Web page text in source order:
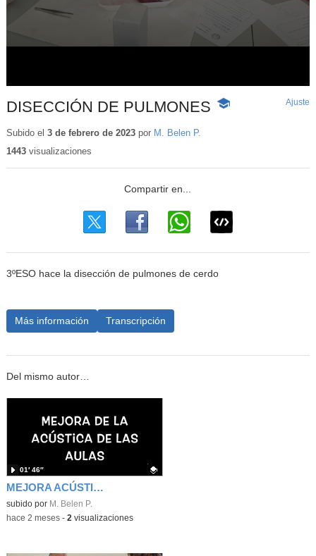
DISECCIÓN DE PULMONES
-
Ajuste
Subido el 3 de febrero de 2023por M. Belen P.
1443visualizaciones
3ºESO hace la disección de pulmones de cerdo
Más información Transcripción
Del mismo autor…
MEJORA ACÚSTICA DE LAS AULAS
Contenido educativo.
subido por M. Belen P.
01′ 46″
-hace 2 meses- 2 visualizaciones